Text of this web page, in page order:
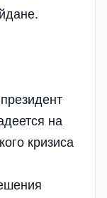
на
кризиса